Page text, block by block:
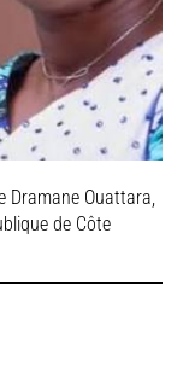
Dramane Ouattara,
de Côte